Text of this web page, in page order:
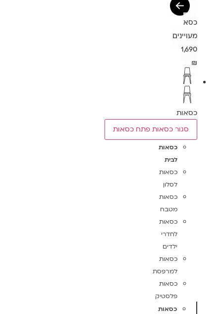
כסא
מעויינים
1,690
₪
כסאות
סגור כסאות פתח כסאות
כסאות
לבית
כסאות
לסלון
כסאות
מטבח
כסאות
לחדרי
ילדים
כסאות
למרפסת
כסאות
פלסטיק
כסאות